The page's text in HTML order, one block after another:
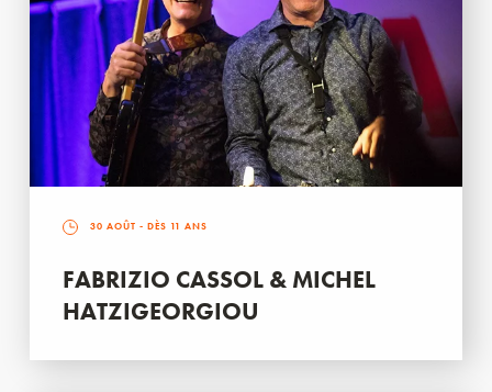
30 AOÛT - DÈS 11 ANS
FABRIZIO CASSOL & MICHEL
HATZIGEORGIOU